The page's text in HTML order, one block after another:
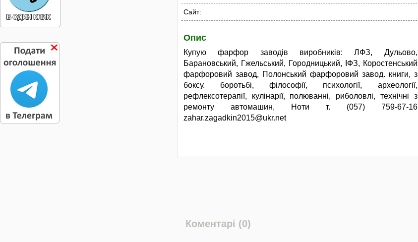
Сайт:
Опис
Купую фарфор заводів виробників: ЛФЗ, Дульово,
Барановський, Гжельський, Городницький, ІФЗ, Коростенський
фарфоровий завод, Полонський фарфоровий завод. книги, з
боксу. боротьбі, філософії, психології, археології,
рефлексотерапії, кулінарії, полюванні, риболовлі, технічні з
ремонту автомашин, Ноти т. (057) 759-67-16
zahar.zagadkin2015@ukr.net
Коментарі (0)